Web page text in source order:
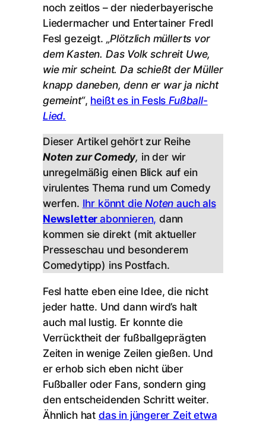
noch zeitlos – der niederbayerische
Liedermacher und Entertainer Fredl
Fesl gezeigt. „Plötzlich müllerts vor
dem Kasten. Das Volk schreit Uwe,
wie mir scheint. Da schießt der Müller
knapp daneben, denn er war ja nicht
gemeint“, heißt es in FeslsFußball-
Lied.
Dieser Artikel gehört zur Reihe
Noten zur Comedy, in der wir
unregelmäßig einen Blick auf ein
virulentes Thema rund um Comedy
werfen. Ihr könnt dieNoten auch als
Newsletterabonnieren, dann
kommen sie direkt (mit aktueller
Presseschau und besonderem
Comedytipp) ins Postfach.
Fesl hatte eben eine Idee, die nicht
jeder hatte. Und dann wird’s halt
auch mal lustig. Er konnte die
Verrücktheit der fußballgeprägten
Zeiten in wenige Zeilen gießen. Und
er erhob sich eben nicht über
Fußballer oder Fans, sondern ging
den entscheidenden Schritt weiter.
Ähnlich hat das in jüngerer Zeit etwa